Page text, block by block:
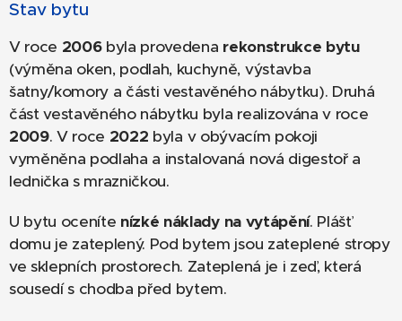
Stav bytu
V roce 2006byla provedena rekonstrukce bytu
(výměna oken, podlah, kuchyně, výstavba
šatny/komory a části vestavěného nábytku). Druhá
část vestavěného nábytku byla realizována v roce
2009. V roce 2022 byla v obývacím pokoji
vyměněna podlaha a instalovaná nová digestoř a
lednička s mrazničkou.
U bytu oceníte nízké náklady na vytápění. Plášť
domu je zateplený. Pod bytem jsou zateplené stropy
ve sklepních prostorech. Zateplená je i zeď, která
sousedí s chodba před bytem.